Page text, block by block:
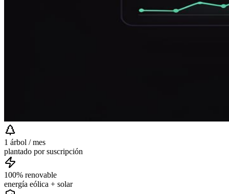
1 árbol / mes
plantado por suscripción
100% renovable
energía eólica + solar